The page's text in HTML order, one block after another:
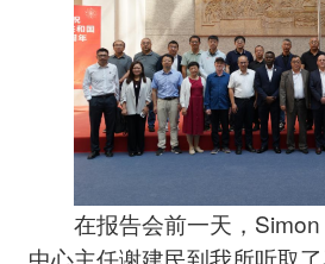
在报告会前一天，